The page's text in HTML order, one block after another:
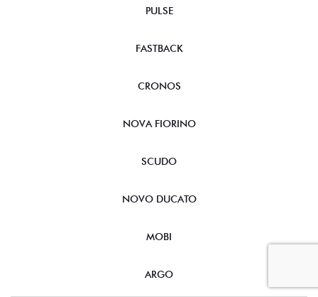
PULSE
FASTBACK
CRONOS
NOVA FIORINO
SCUDO
NOVO DUCATO
MOBI
ARGO